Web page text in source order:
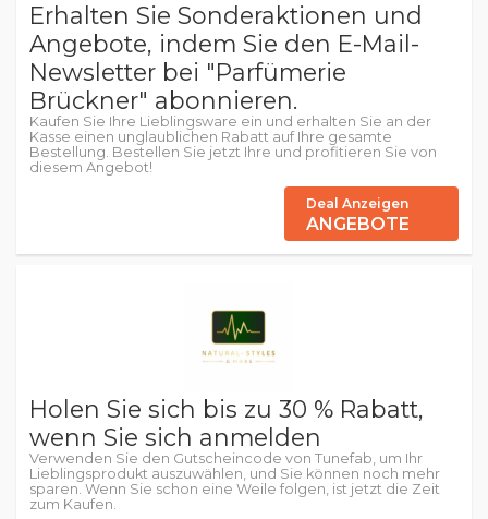
Erhalten Sie Sonderaktionen und
Angebote, indem Sie den E-Mail-
Newsletter bei "Parfümerie
Brückner" abonnieren.
Kaufen Sie Ihre Lieblingsware ein und erhalten Sie an der
Kasse einen unglaublichen Rabatt auf Ihre gesamte
Bestellung. Bestellen Sie jetzt Ihre und profitieren Sie von
diesem Angebot!
Deal Anzeigen
ANGEBOTE
Holen Sie sich bis zu 30 % Rabatt,
wenn Sie sich anmelden
Verwenden Sie den Gutscheincode von Tunefab, um Ihr
Lieblingsprodukt auszuwählen, und Sie können noch mehr
sparen. Wenn Sie schon eine Weile folgen, ist jetzt die Zeit
zum Kaufen.